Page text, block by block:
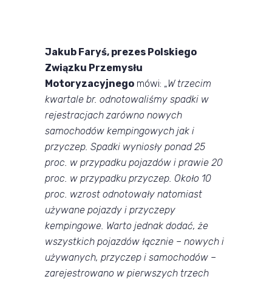
Jakub Faryś, prezes Polskiego
Związku Przemysłu
Motoryzacyjnego mówi: „W trzecim
kwartale br. odnotowaliśmy spadki w
rejestracjach zarówno nowych
samochodów kempingowych jak i
przyczep. Spadki wyniosły ponad 25
proc. w przypadku pojazdów i prawie 20
proc. w przypadku przyczep. Około 10
proc. wzrost odnotowały natomiast
używane pojazdy i przyczepy
kempingowe. Warto jednak dodać, że
wszystkich pojazdów łącznie – nowych i
używanych, przyczep i samochodów –
zarejestrowano w pierwszych trzech